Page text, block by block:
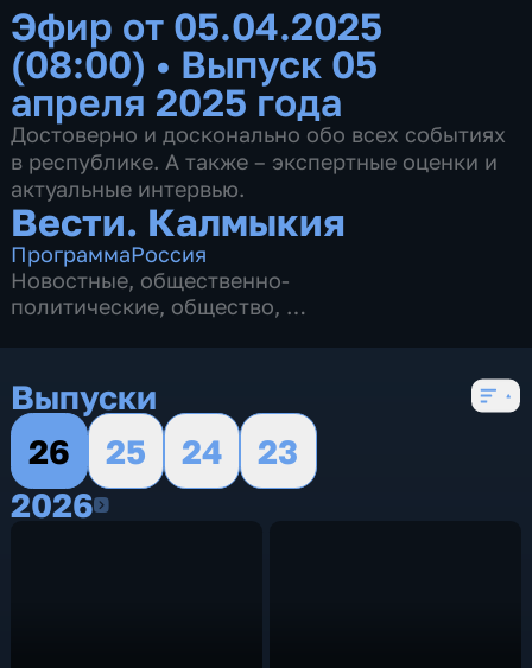
Эфир от 05.04.2025
(08:00) • Выпуск 05
апреля 2025 года
Достоверно и досконально обо всех событиях
в республике. А также – экспертные оценки и
актуальные интервью.
Вести. Калмыкия
ПрограммаРоссия
Новостные, общественно-
политические, общество,
Выпуски
26
25 24
23
20262026